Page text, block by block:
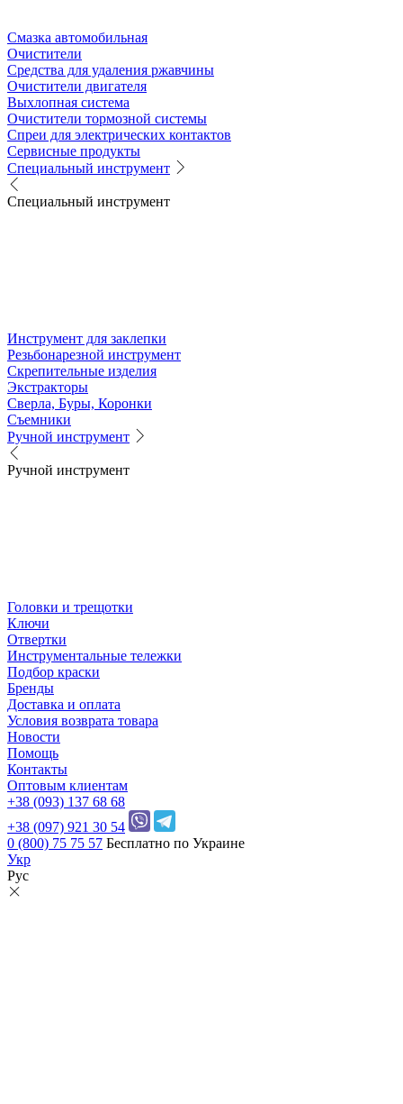
Смазка автомобильная
Очистители
Средства для удаления ржавчины
Очистители двигателя
Выхлопная система
Очистители тормозной системы
Спреи для электрических контактов
Сервисные продукты
Специальный инструмент
Специальный инструмент
Инструмент для заклепки
Резьбонарезной инструмент
Скрепительные изделия
Экстракторы
Сверла, Буры, Коронки
Съемники
Ручной инструмент
Ручной инструмент
Головки и трещотки
Ключи
Отвертки
Инструментальные тележки
Подбор краски
Бренды
Доставка и оплата
Условия возврата товара
Новости
Помощь
Контакты
Оптовым клиентам
+38 (093) 137 68 68
+38 (097) 921 30 54
0 (800) 75 75 57 Бесплатно по Украине
Укр
Рус